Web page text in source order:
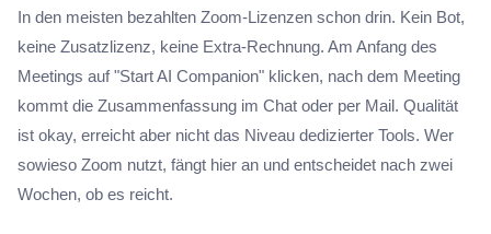
In den meisten bezahlten Zoom-Lizenzen schon drin. Kein Bot,
keine Zusatzlizenz, keine Extra-Rechnung. Am Anfang des
Meetings auf "Start AI Companion" klicken, nach dem Meeting
kommt die Zusammenfassung im Chat oder per Mail. Qualität
ist okay, erreicht aber nicht das Niveau dedizierter Tools. Wer
sowieso Zoom nutzt, fängt hier an und entscheidet nach zwei
Wochen, ob es reicht.